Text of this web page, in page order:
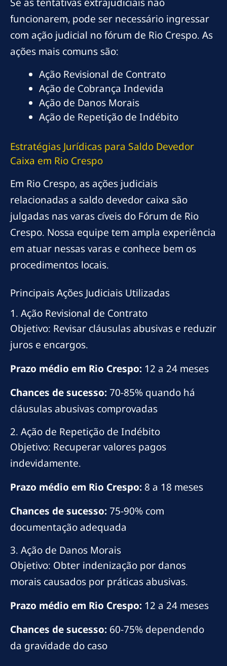
funcionarem, pode ser necessário ingressar
com ação judicial no fórum de Rio Crespo. As
ações mais comuns são:
Ação Revisional de Contrato
Ação de Cobrança Indevida
Ação de Danos Morais
Ação de Repetição de Indébito
Estratégias Jurídicas para Saldo Devedor
Caixa em Rio Crespo
Em Rio Crespo, as ações judiciais
relacionadas a saldo devedor caixa são
julgadas nas varas cíveis do Fórum de Rio
Crespo. Nossa equipe tem ampla experiência
em atuar nessas varas e conhece bem os
procedimentos locais.
Principais Ações Judiciais Utilizadas
1. Ação Revisional de Contrato
Objetivo: Revisar cláusulas abusivas e reduzir
juros e encargos.
Prazo médio em Rio Crespo: 12 a 24 meses
Chances de sucesso: 70-85% quando há
cláusulas abusivas comprovadas
2. Ação de Repetição de Indébito
Objetivo: Recuperar valores pagos
indevidamente.
Prazo médio em Rio Crespo: 8 a 18 meses
Chances de sucesso: 75-90% com
documentação adequada
3. Ação de Danos Morais
Objetivo: Obter indenização por danos
morais causados por práticas abusivas.
Prazo médio em Rio Crespo: 12 a 24 meses
Chances de sucesso: 60-75% dependendo
da gravidade do caso